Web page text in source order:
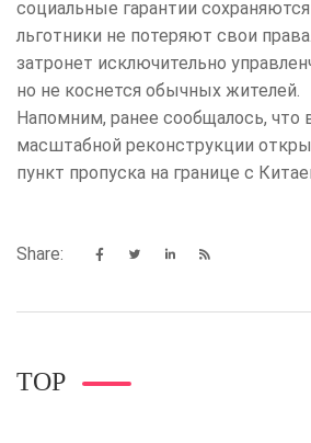
социальные гарантии
льготники не потеряют свои
затронет исключительно
но не коснется обычных жителей.
Напомним, ранее сообщалось, что
масштабной реконструкции
пункт пропуска на границе с
Share:
TOP